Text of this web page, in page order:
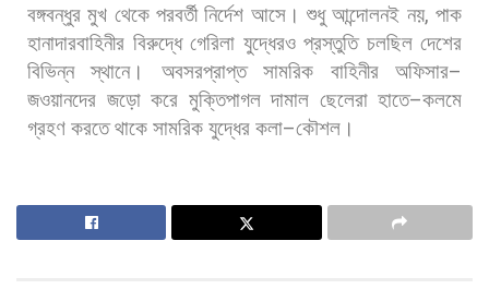
বঙ্গবন্ধুর মুখ থেকে পরবর্তী নির্দেশ আসে। শুধু আন্দোলনই নয়,পাক
হানাদারবাহিনীর বিরুদ্ধে গেরিলা যুদ্ধেরও প্রস্তুতি চলছিল দেশের
বিভিন্ন
স্থানে। অবসরপ্রাপ্ত সামরিক বাহিনীর অফিসার–
জওয়ানদের জড়ো করে মুক্তিপাগল দামাল ছেলেরা হাতে–কলমে
গ্রহণ করতে থাকে সামরিক যুদ্ধের কলা–কৌশল।